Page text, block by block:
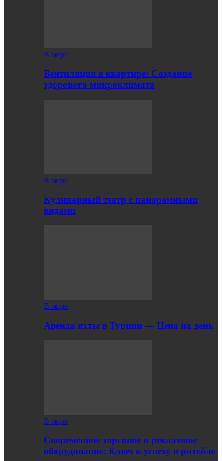
В мире
Вентиляция в квартире: Создание
здорового микроклимата
В мире
Кулинарный театр с панорамными
видами
В мире
Аренда яхты в Турции — Цена на день
В мире
Современное торговое и рекламное
оборудование: Ключ к успеху в ритейле